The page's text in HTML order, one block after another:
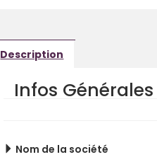
Description
Infos Générales
Nom de la société